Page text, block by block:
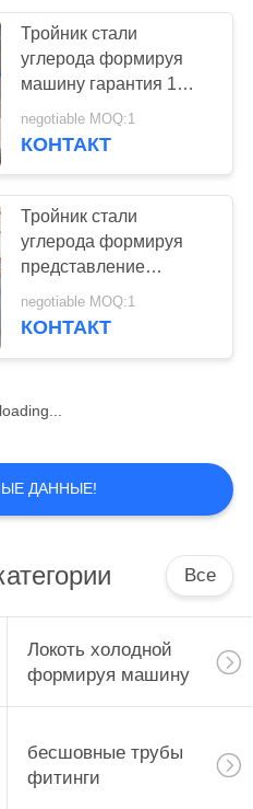
11
9
Тройник стали
углерода формируя
машину гарантия 1
года с системой
управления ПЛК
negotiable MOQ:1
КОНТАКТ
Тройник стали
углерода формируя
представление
машины
стабилизированное с
negotiable MOQ:1
КОНТАКТ
loading...
ДАННЫЕ!
Все
Локоть холодной
формируя машину
бесшовные трубы
фитинги